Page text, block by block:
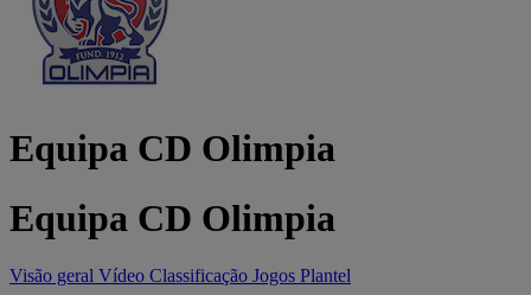
Equipa CD Olimpia
Equipa CD Olimpia
Visão geral Vídeo Classificação Jogos Plantel